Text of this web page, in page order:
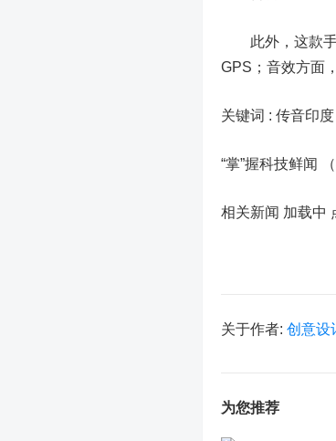
此外，这款手
GPS；音效方面
关键词 : 传音印
“掌”握科技鲜闻
相关新闻 加载中
关于作者: 创意设
为您推荐